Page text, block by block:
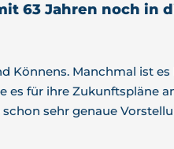
63 Jahren noch in
Könnens. Manchmal ist
es für ihre Zukunftspläne
sehr genaue